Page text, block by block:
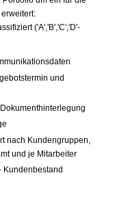
('A','B','C','D'-
und
nach Kundengruppen,
und je Mitarbeiter
Kundenbestand